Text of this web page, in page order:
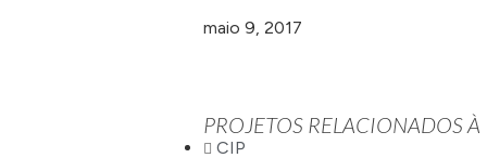
maio 9, 2017
PROJETOS RELACIONADOS À
CIP